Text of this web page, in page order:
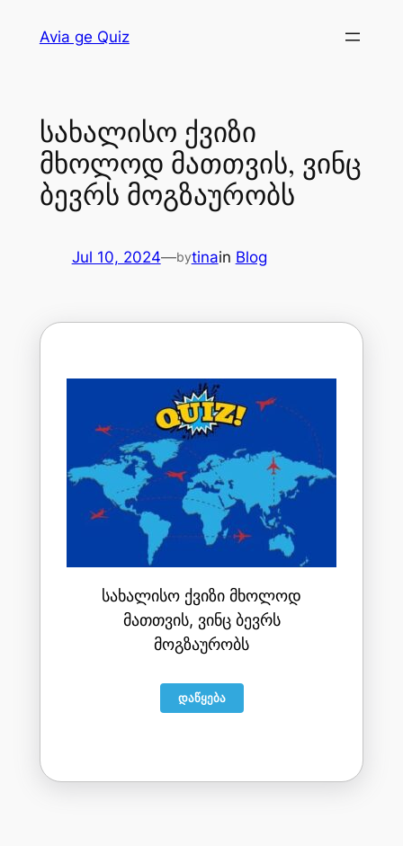
Avia ge Quiz
სახალისო ქვიზი
მხოლოდ მათთვის, ვინც
ბევრს მოგზაურობს
Jul 10, 2024—bytinain Blog
ᲡᲐᲮᲐᲚᲘᲡᲝ ᲥᲕᲘᲖᲘ ᲛᲮᲝᲚᲝᲓ
ᲛᲐᲗᲗᲕᲘᲡ, ᲕᲘᲜᲪ ᲑᲔᲕᲠᲡ
ᲛᲝᲒᲖᲐᲣᲠᲝᲑᲡ